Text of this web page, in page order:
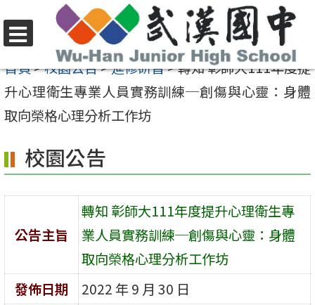
至
要
內
區
選
單
首頁>校園公告>進修研習>轉知 彰師大111年度提
升心理衛生專業人員實務訓練─創傷與心靈：身體
取向榮格心理分析工作坊
校園公告
公告主旨
轉知 彰師大111年度提升心理衛生專
業人員實務訓練─創傷與心靈：身體
取向榮格心理分析工作坊
發佈日期
2022 年 9 月 30 日